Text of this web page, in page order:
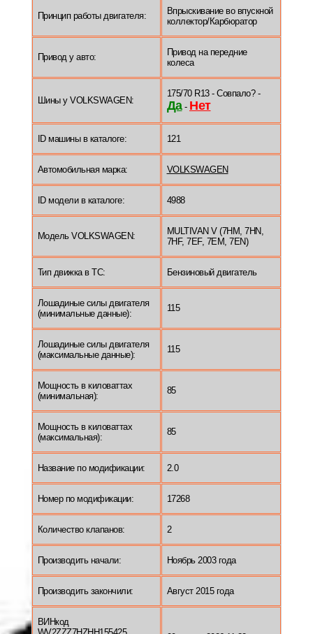
Принцип работы двигателя:
Впрыскивание во впускной
коллектор/Карбюратор
Привод у авто:
Привод на передние
колеса
Шины у VOLKSWAGEN:
175/70 R13 - Совпало? -
Да- Нет
ID машины в каталоге: 121
Автомобильная марка: VOLKSWAGEN
ID модели в каталоге: 4988
Модель VOLKSWAGEN:
MULTIVAN V (7HM, 7HN,
7HF, 7EF, 7EM, 7EN)
Тип движка в ТС: Бензиновый двигатель
Лошадиные силы двигателя
(минимальные данные):
115
Лошадиные силы двигателя
(максимальные данные):
115
Мощность в киловаттах
(минимальная):
85
Мощность в киловаттах
(максимальная):
85
Название по модификации: 2.0
Номер по модификации: 17268
Количество клапанов: 2
Производить начали: Ноябрь 2003 года
Производить закончили: Август 2015 года
ВИНкод